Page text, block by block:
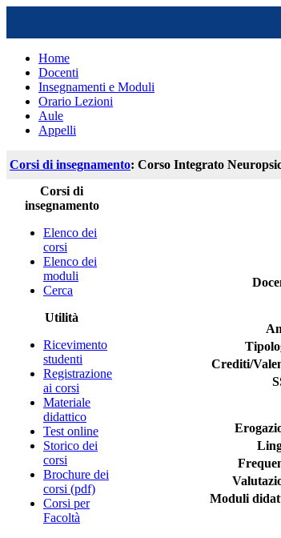
Home
Docenti
Insegnamenti e Moduli
Orario Lezioni
Aule
Appelli
Corsi di insegnamento: Corso Integrato
Corsi di
insegnamento
Elenco dei
corsi
Elenco dei
moduli
Cerca
Utilità
Ricevimento
studenti
Registrazione
ai corsi
Materiale
didattico
Test online
Storico dei
corsi
Brochure dei
corsi (pdf)
Corsi per
Facoltà
Crediti/
Moduli